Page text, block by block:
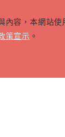
內容，本網站
策宣示 。